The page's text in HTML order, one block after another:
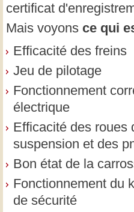
certificat
Mais voyons ce qui
Efficacité des freins
Jeu de pilotage
Fonctionnement
électrique
Efficacité des roues
suspension et des
Bon état de la
Fonctionnement du
de sécurité